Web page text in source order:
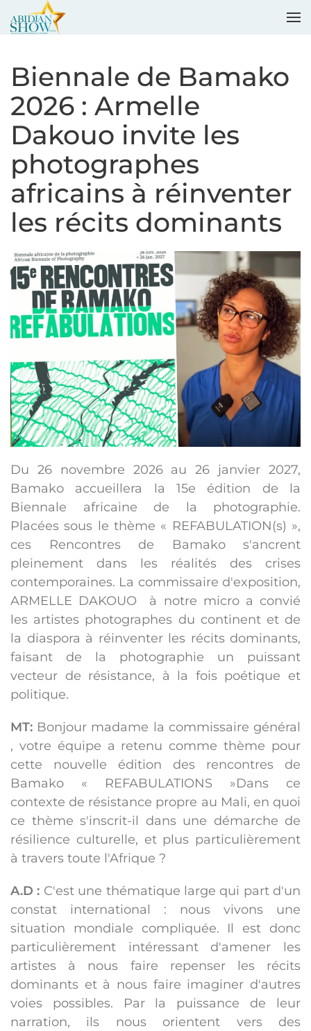
Biennale de Bamako
2026 : Armelle
Dakouo invite les
photographes
africains à réinventer
les récits dominants
Du 26 novembre 2026 au 26 janvier 2027,
Bamako accueillera la 15e édition de la
Biennale africaine de la photographie.
Placées sous le thème « REFABULATION(s) »,
ces Rencontres de Bamako s'ancrent
pleinement dans les réalités des crises
contemporaines. La commissaire d'exposition,
ARMELLE DAKOUO à notre micro a convié
les artistes photographes du continent et de
la diaspora à réinventer les récits dominants,
faisant de la photographie un puissant
vecteur de résistance, à la fois poétique et
politique.
MT: Bonjour madame la commissaire général
, votre équipe a retenu comme thème pour
cette nouvelle édition des rencontres de
Bamako « REFABULATIONS »Dans ce
contexte de résistance propre au Mali, en quoi
ce thème s'inscrit-il dans une démarche de
résilience culturelle, et plus particulièrement
à travers toute l'Afrique ?
A.D : C'est une thématique large qui part d'un
constat international : nous vivons une
situation mondiale compliquée. Il est donc
particulièrement intéressant d'amener les
artistes à nous faire repenser les récits
dominants et à nous faire imaginer d'autres
voies possibles. Par la puissance de leur
narration, ils nous orientent vers des